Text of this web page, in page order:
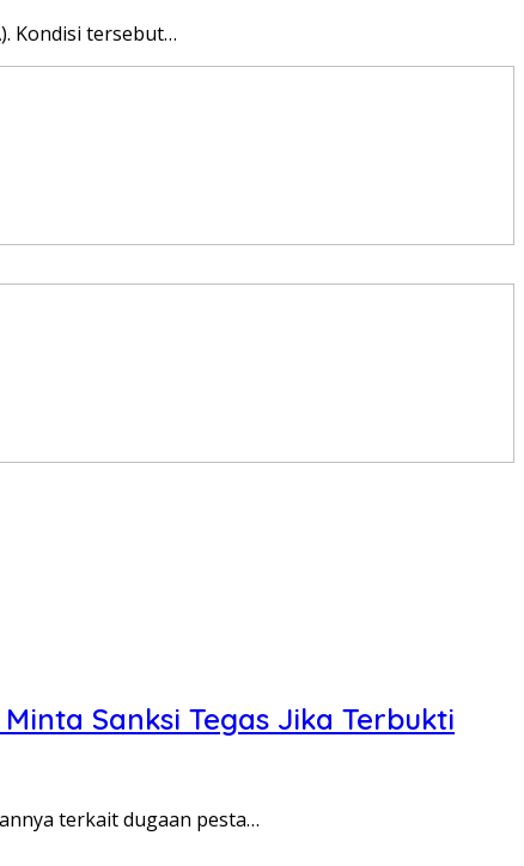
Kondisi tersebut…
Sanksi Tegas Jika Terbukti
terkait dugaan pesta…